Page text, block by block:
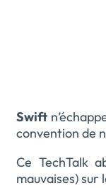
Swift
convention de
Ce TechTalk
mauvaises) sur